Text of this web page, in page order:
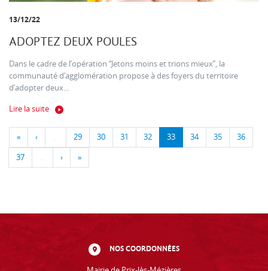
13/12/22
ADOPTEZ DEUX POULES
Dans le cadre de l’opération ‘‘Jetons moins et trions mieux’’, la
communauté d’agglomération propose à des foyers du territoire
d’adopter deux...
Lire la suite
« ‹ … 29 30 31 32 33 34 35 36
37 … › »
NOS COORDONNÉES